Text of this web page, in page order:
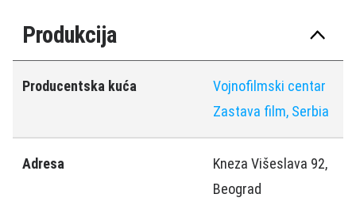
Produkcija
Producentska kuća
Vojnofilmski centar
Zastava film, Serbia
Adresa
Kneza Višeslava 92,
Beograd